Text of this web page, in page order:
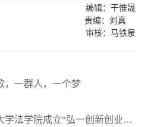
编辑：干惟晟
责编：刘真
审核：马铁泉
，一群人，一个梦
【法治日报】湖南师范大学法学院成立“弘一创新创业与学科竞赛中心”